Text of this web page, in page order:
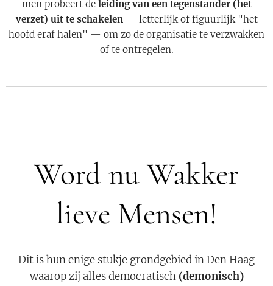
men probeert de leiding van een tegenstander (het
verzet) uit te schakelen— letterlijk of figuurlijk "het
hoofd eraf halen" — om zo de organisatie te verzwakken
of te ontregelen.
Word nu Wakker
lieve Mensen!
Dit is hun enige stukje grondgebied in Den Haag
waarop zij alles democratisch(demonisch)